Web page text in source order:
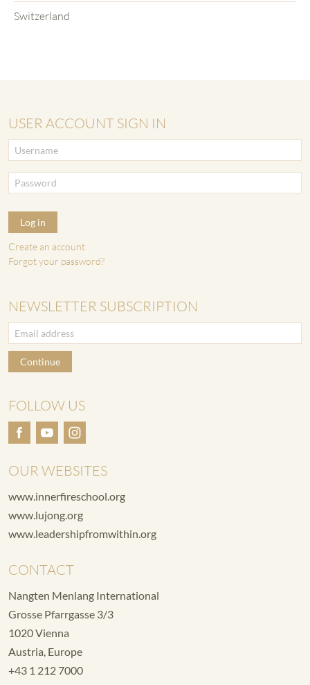
Switzerland
USER ACCOUNT SIGN IN
Log in
Create an account
Forgot your password?
NEWSLETTER SUBSCRIPTION
Continue
FOLLOW US
OUR WEBSITES
www.innerfireschool.org
www.lujong.org
www.leadershipfromwithin.org
CONTACT
Nangten Menlang International
Grosse Pfarrgasse 3/3
1020 Vienna
Austria, Europe
+43 1 212 7000